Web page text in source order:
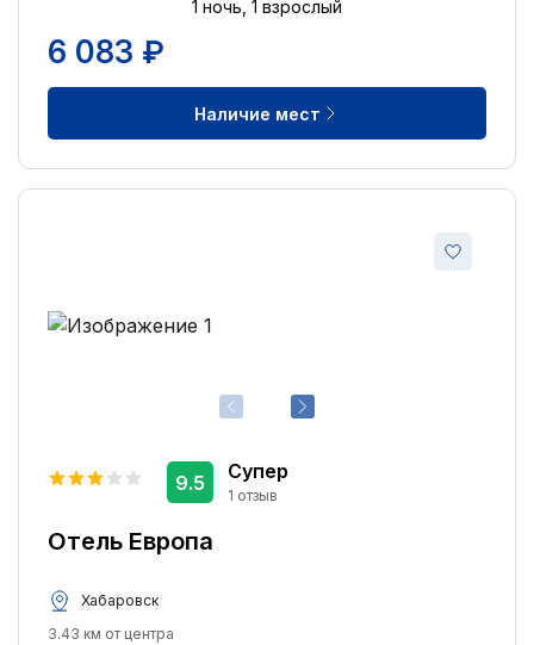
1 ночь, 1 взрослый
6 083 ₽
Наличие мест
Отель Европа
Супер
1 отзыв
9.5
Хабаровск
3.43 км от центра
Ускоренная регистрация заезда
Сувенирный магазин
Бассейн
Крытый бассейн